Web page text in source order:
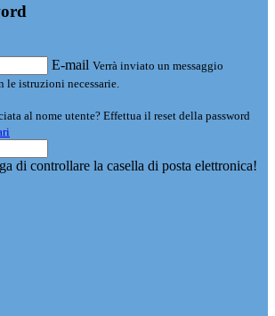
E-mail Verrà inviato un messaggio
istruzioni necessarie.
al nome utente? Effettua il reset della password
di controllare la casella di posta elettronica!